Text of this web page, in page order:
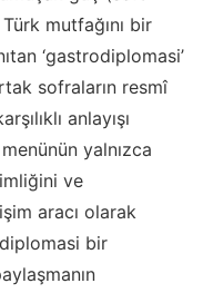
mutfağını bir
‘gastrodiplomasi’
sofraların resmî
anlayışı
yalnızca
ve
aracı olarak
diplomasi bir